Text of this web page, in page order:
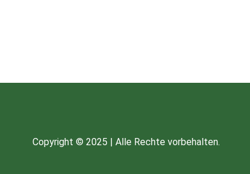
Copyright © 2025 | Alle Rechte vorbehalten.